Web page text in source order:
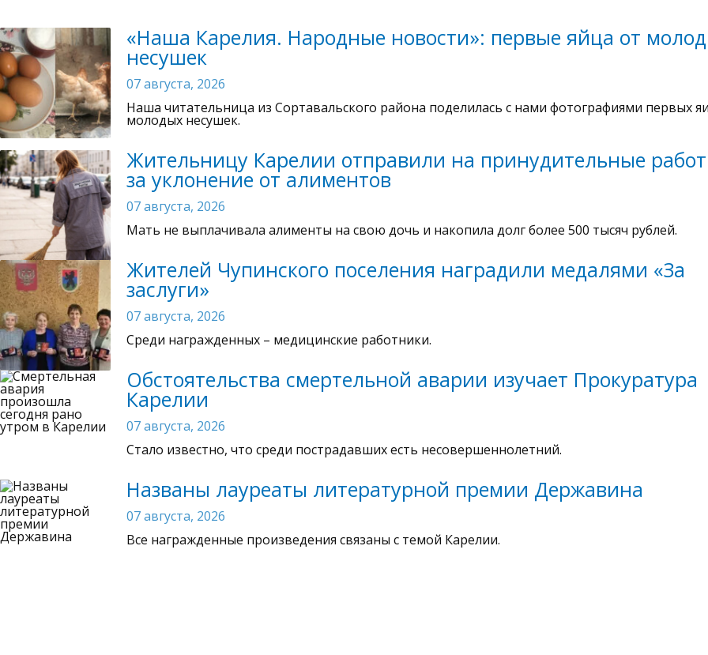
«Наша Карелия. Народные новости»: первые яйца от
несушек
07 августа, 2026
Наша читательница из Сортавальского района поделилась с нами фотографиями первых
молодых несушек.
Жительницу Карелии отправили на принудительные
за уклонение от алиментов
07 августа, 2026
Мать не выплачивала алименты на свою дочь и накопила долг более 500 тысяч рублей.
Жителей Чупинского поселения наградили медалями «За
заслуги»
07 августа, 2026
Среди награжденных – медицинские работники.
Обстоятельства смертельной аварии изучает Прокуратура
Карелии
07 августа, 2026
Стало известно, что среди пострадавших есть несовершеннолетний.
Названы лауреаты литературной премии Державина
07 августа, 2026
Все награжденные произведения связаны с темой Карелии.